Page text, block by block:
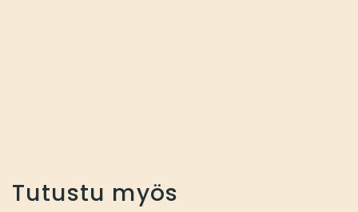
Tutustu myös